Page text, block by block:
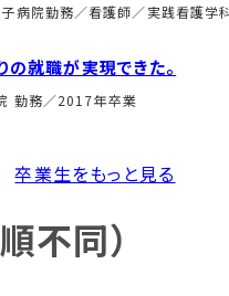
病院勤務／看護師／実践看護
就職が実現できた。
勤務／2017年卒業
卒業生をもっと見る
不同）